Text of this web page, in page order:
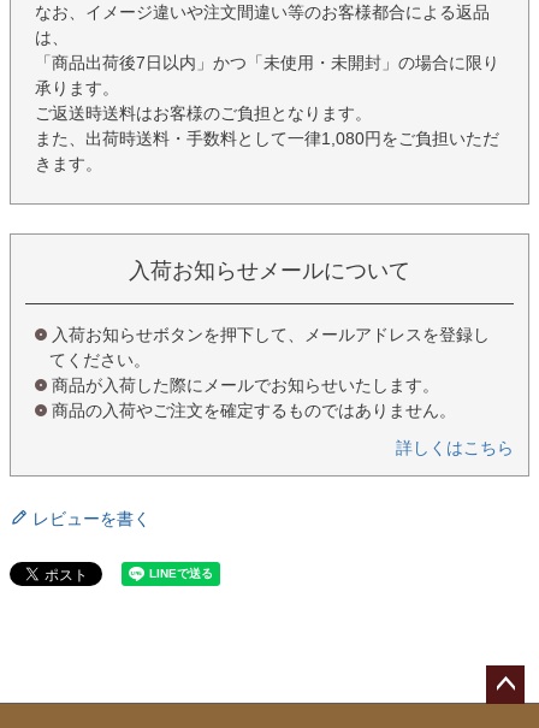
なお、イメージ違いや注文間違い等のお客様都合による返品
は、
「商品出荷後7日以内」かつ「未使用・未開封」の場合に限り
承ります。
ご返送時送料はお客様のご負担となります。
また、出荷時送料・手数料として一律1,080円をご負担いただ
きます。
入荷お知らせメールについて
入荷お知らせボタンを押下して、メールアドレスを登録し
てください。
商品が入荷した際にメールでお知らせいたします。
商品の入荷やご注文を確定するものではありません。
詳しくはこちら
レビューを書く